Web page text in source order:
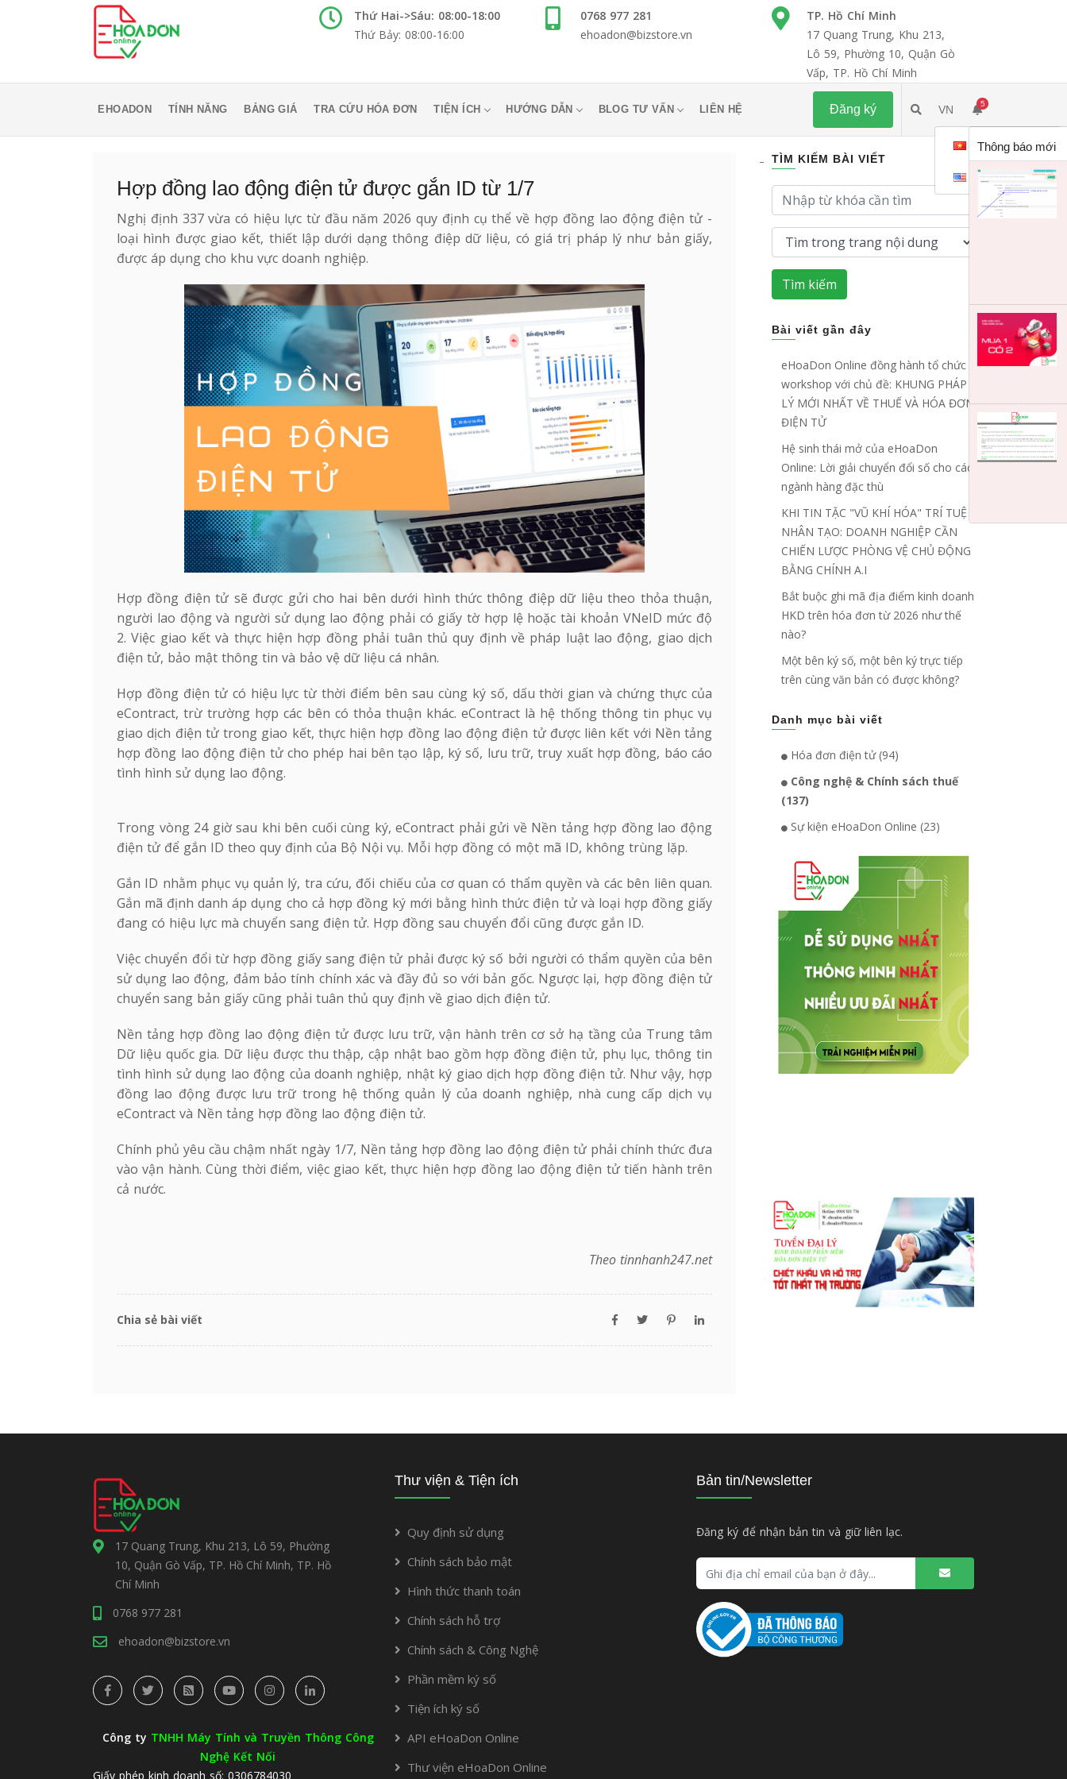
Thứ Hai->Sáu: 08:00-18:00
Thứ Bảy: 08:00-16:00
0768 977 281
ehoadon@bizstore.vn
TP. Hồ Chí Minh
17 Quang Trung, Khu 213,
Lô 59, Phường 10, Quận Gò
Vấp, TP. Hồ Chí Minh
EHOADON TÍNH NĂNG BẢNG GIÁ TRA CỨU HÓA ĐƠN TIỆN ÍCH HƯỚNG DẪN BLOG TƯ VẤN LIÊN HỆ Đăng ký VN
Tiếng việt
English
5
Thông báo mới
Hợp đồng lao động điện tử được gắn ID từ 1/7
Nghị định 337 vừa có hiệu lực từ đầu năm 2026 quy định cụ thể về hợp đồng lao động điện tử -
loại hình được giao kết, thiết lập dưới dạng thông điệp dữ liệu, có giá trị pháp lý như bản giấy,
được áp dụng cho khu vực doanh nghiệp.
Hợp đồng điện tử sẽ được gửi cho hai bên dưới hình thức thông điệp dữ liệu theo thỏa thuận,
người lao động và người sử dụng lao động phải có giấy tờ hợp lệ hoặc tài khoản VNeID mức độ
2. Việc giao kết và thực hiện hợp đồng phải tuân thủ quy định về pháp luật lao động, giao dịch
điện tử, bảo mật thông tin và bảo vệ dữ liệu cá nhân.
Hợp đồng điện tử có hiệu lực từ thời điểm bên sau cùng ký số, dấu thời gian và chứng thực của
eContract, trừ trường hợp các bên có thỏa thuận khác. eContract là hệ thống thông tin phục vụ
giao dịch điện tử trong giao kết, thực hiện hợp đồng lao động điện tử được liên kết với Nền tảng
hợp đồng lao động điện tử cho phép hai bên tạo lập, ký số, lưu trữ, truy xuất hợp đồng, báo cáo
tình hình sử dụng lao động.
Trong vòng 24 giờ sau khi bên cuối cùng ký, eContract phải gửi về Nền tảng hợp đồng lao động
điện tử để gắn ID theo quy định của Bộ Nội vụ. Mỗi hợp đồng có một mã ID, không trùng lặp.
Gắn ID nhằm phục vụ quản lý, tra cứu, đối chiếu của cơ quan có thẩm quyền và các bên liên quan.
Gắn mã định danh áp dụng cho cả hợp đồng ký mới bằng hình thức điện tử và loại hợp đồng giấy
đang có hiệu lực mà chuyển sang điện tử. Hợp đồng sau chuyển đổi cũng được gắn ID.
Việc chuyển đổi từ hợp đồng giấy sang điện tử phải được ký số bởi người có thẩm quyền của bên
sử dụng lao động, đảm bảo tính chính xác và đầy đủ so với bản gốc. Ngược lại, hợp đồng điện tử
chuyển sang bản giấy cũng phải tuân thủ quy định về giao dịch điện tử.
Nền tảng hợp đồng lao động điện tử được lưu trữ, vận hành trên cơ sở hạ tầng của Trung tâm
Dữ liệu quốc gia. Dữ liệu được thu thập, cập nhật bao gồm hợp đồng điện tử, phụ lục, thông tin
tình hình sử dụng lao động của doanh nghiệp, nhật ký giao dịch hợp đồng điện tử. Như vậy, hợp
đồng lao động được lưu trữ trong hệ thống quản lý của doanh nghiệp, nhà cung cấp dịch vụ
eContract và Nền tảng hợp đồng lao động điện tử.
Chính phủ yêu cầu chậm nhất ngày 1/7, Nền tảng hợp đồng lao động điện tử phải chính thức đưa
vào vận hành. Cùng thời điểm, việc giao kết, thực hiện hợp đồng lao động điện tử tiến hành trên
cả nước.
Theo tinnhanh247.net
Chia sẻ bài viết
TÌM KIẾM BÀI VIẾT
Tìm kiếm
Bài viết gần đây
eHoaDon Online đồng hành tổ chức
workshop với chủ đề: KHUNG PHÁP
LÝ MỚI NHẤT VỀ THUẾ VÀ HÓA ĐƠN
ĐIỆN TỬ
Hệ sinh thái mở của eHoaDon
Online: Lời giải chuyển đổi số cho các
ngành hàng đặc thù
KHI TIN TẶC "VŨ KHÍ HÓA" TRÍ TUỆ
NHÂN TẠO: DOANH NGHIỆP CẦN
CHIẾN LƯỢC PHÒNG VỆ CHỦ ĐỘNG
BẰNG CHÍNH A.I
Bắt buộc ghi mã địa điểm kinh doanh
HKD trên hóa đơn từ 2026 như thế
nào?
Một bên ký số, một bên ký trực tiếp
trên cùng văn bản có được không?
Danh mục bài viết
Hóa đơn điện tử (94)
Công nghệ & Chính sách thuế
(137)
Sự kiện eHoaDon Online (23)
17 Quang Trung, Khu 213, Lô 59, Phường
10, Quận Gò Vấp, TP. Hồ Chí Minh, TP. Hồ
Chí Minh
0768 977 281
ehoadon@bizstore.vn
Công ty TNHH Máy Tính và Truyền Thông Công
Nghệ Kết Nối
Giấy phép kinh doanh số: 0306784030
Thư viện & Tiện ích
Quy định sử dụng
Chính sách bảo mật
Hình thức thanh toán
Chính sách hỗ trợ
Chính sách & Công Nghệ
Phần mềm ký số
Tiện ích ký số
API eHoaDon Online
Thư viện eHoaDon Online
Bản tin/Newsletter
Đăng ký để nhận bản tin và giữ liên lạc.